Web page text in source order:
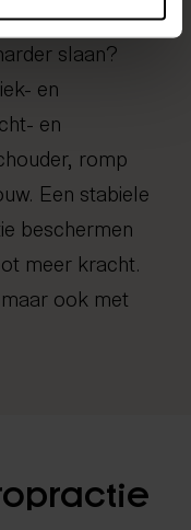
slaan?
en
en
romp
Een stabiele
beschermen
meer kracht.
ook met